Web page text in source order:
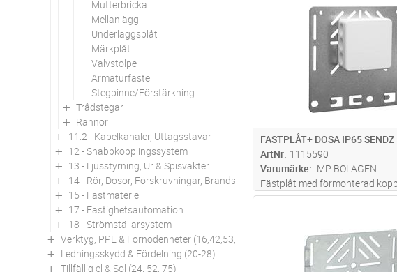
Mutterbricka
Mellanlägg
Underläggsplåt
Märkplåt
Valvstolpe
Armaturfäste
Stegpinne/Förstärkning
Trådstegar
Rännor
11.2 - Kabelkanaler, Uttagsstavar
12 - Snabbkopplingssystem
13 - Ljusstyrning, Ur & Spisvakter
14 - Rör, Dosor, Förskruvningar, Brandskydd
15 - Fästmateriel
17 - Fastighetsautomation
18 - Strömställarsystem
Verktyg, PPE & Förnödenheter (16,42,53,94)
Ledningsskydd & Fördelning (20-28)
Tillfällig el & Sol (24, 52, 75)
MP-S, TS, Z, PZ och AZ. Skruvas
stegtyp MP-FZ. Det finns även
Actassi och 2 st Keystone f
FÄSTPLÅT+ DOSA IP65 SENDZ
ArtNr 1115590
Varumärke
MP BOLAGEN
Fästplåt med förmonterad
IP65 i vit termoplast med tio
dragavlastning, ABB E14 382
ABB E1438401.